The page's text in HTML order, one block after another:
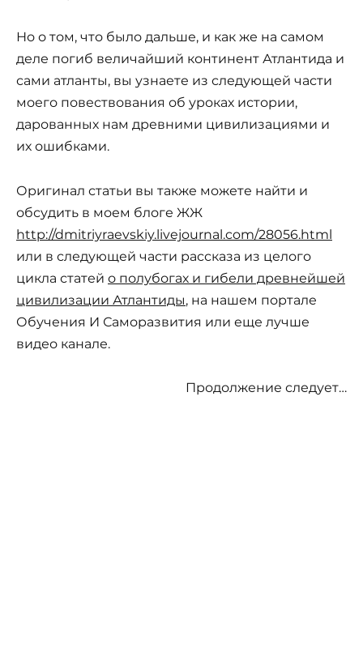
Но о том, что было дальше, и как же на самом
деле погиб величайший континент Атлантида и
сами атланты, вы узнаете из следующей части
моего повествования об уроках истории,
дарованных нам древними цивилизациями и
их ошибками.
Оригинал статьи вы также можете найти и
обсудить в моем блоге ЖЖ
http://dmitriyraevskiy.livejournal.com/28056.html
или в следующей части рассказа из целого
цикла статей о полубогах и гибели древнейшей
цивилизации Атлантиды, на нашем портале
Обучения И Саморазвития или еще лучше
видео канале.
Продолжение следует…